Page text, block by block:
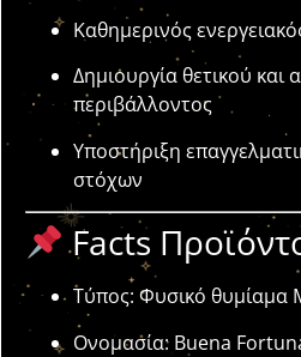
Καθημερινός
Δημιουργία θετικού και
περιβάλλοντος
Υποστήριξη
στόχων
Facts
Τύπος: Φυσικό θυμίαμα
Ονομασία: Buena